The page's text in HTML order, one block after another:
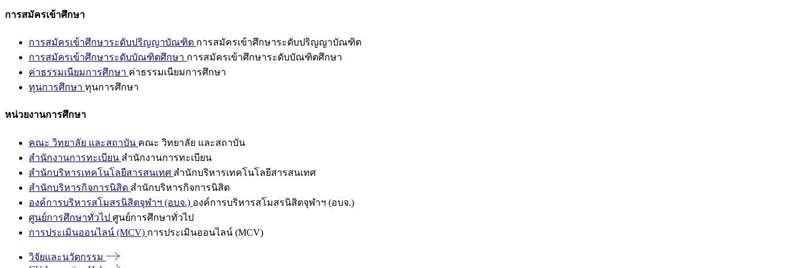
การสมัครเข้าศึกษา
การสมัครเข้าศึกษาระดับปริญญาบัณฑิต การสมัครเข้าศึกษาระดับปริญญาบัณฑิต
การสมัครเข้าศึกษาระดับบัณฑิตศึกษา การสมัครเข้าศึกษาระดับบัณฑิตศึกษา
ค่าธรรมเนียมการศึกษา ค่าธรรมเนียมการศึกษา
ทุนการศึกษา ทุนการศึกษา
หน่วยงานการศึกษา
คณะ วิทยาลัย และสถาบัน คณะ วิทยาลัย และสถาบัน
สำนักงานการทะเบียน สำนักงานการทะเบียน
สำนักบริหารเทคโนโลยีสารสนเทศ สำนักบริหารเทคโนโลยีสารสนเทศ
สำนักบริหารกิจการนิสิต สำนักบริหารกิจการนิสิต
องค์การบริหารสโมสรนิสิตจุฬาฯ (อบจ.) องค์การบริหารสโมสรนิสิตจุฬาฯ (อบจ.)
ศูนย์การศึกษาทั่วไป ศูนย์การศึกษาทั่วไป
การประเมินออนไลน์ (MCV) การประเมินออนไลน์ (MCV)
วิจัยและนวัตกรรม